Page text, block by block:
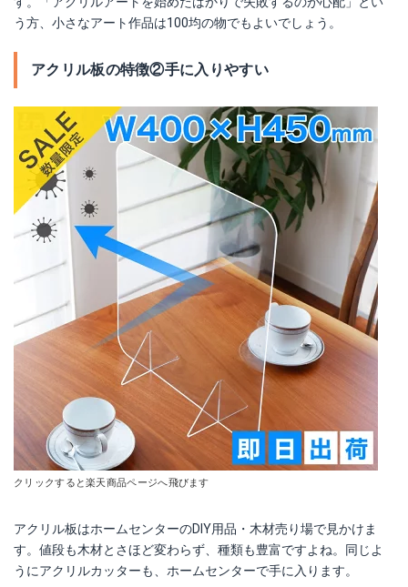
う方、小さなアート作品は100均の物でもよいでしょう。
アクリル板の特徴②手に入りやすい
クリックすると楽天商品ページへ飛びます
アクリル板はホームセンターのDIY用品・木材売り場で見かけま
す。値段も木材とさほど変わらず、種類も豊富ですよね。同じよ
うにアクリルカッターも、ホームセンターで手に入ります。